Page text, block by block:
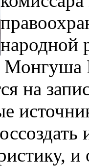
народной
Монгуша
на